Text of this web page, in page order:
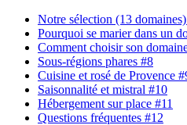
Notre sélection (13 domaines)
Pourquoi se marier dans un
Comment choisir son
Sous-régions phares #8
Cuisine et rosé de Provence
Saisonnalité et mistral #10
Hébergement sur place #11
Questions fréquentes #12